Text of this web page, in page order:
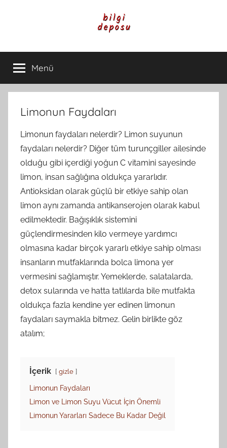
Bilgi
Deposu
Günlük
Yaşam
ve
Rehber
Menü
Limonun Faydaları
Limonun faydaları nelerdir? Limon suyunun
faydaları nelerdir? Diğer tüm turunçgiller ailesinde
olduğu gibi içerdiği yoğun C vitamini sayesinde
limon, insan sağlığına oldukça yararlıdır.
Antioksidan olarak güçlü bir etkiye sahip olan
limon aynı zamanda antikanserojen olarak kabul
edilmektedir. Bağışıklık sistemini
güçlendirmesinden kilo vermeye yardımcı
olmasına kadar birçok yararlı etkiye sahip olması
insanların mutfaklarında bolca limona yer
vermesini sağlamıştır. Yemeklerde, salatalarda,
detox sularında ve hatta tatlılarda bile mutfakta
oldukça fazla kendine yer edinen limonun
faydaları saymakla bitmez. Gelin birlikte göz
atalım;
İçerik gizle
Limonun Faydaları
Limon ve Limon Suyu Vücut İçin Önemli
Limonun Yararları Sadece Bu Kadar Değil